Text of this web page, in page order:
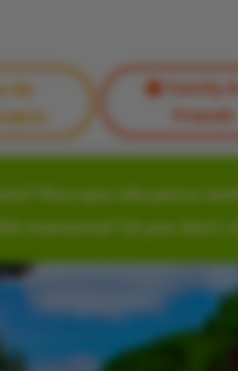
de
Family &
Friends
Para que não perca
memories? So you